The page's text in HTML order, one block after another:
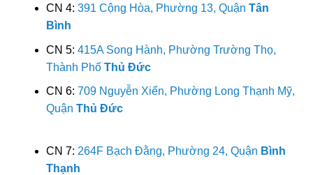
CN 4: 391 Cộng Hòa, Phường 13, Quận Tân
Bình
CN 5: 415A Song Hành, Phường Trường Thọ,
Thành Phố Thủ Đức
CN 6: 709 Nguyễn Xiển, Phường Long Thạnh Mỹ,
Quận Thủ Đức
CN 7: 264F Bạch Đằng, Phường 24, Quận Bình
Thạnh